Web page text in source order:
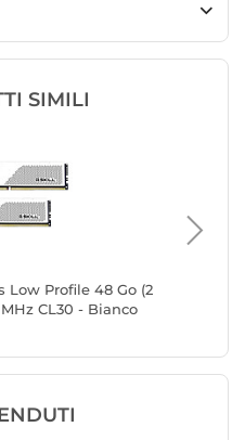
SIMILI
Low Profile 48 Go (2
CL30 - Bianco